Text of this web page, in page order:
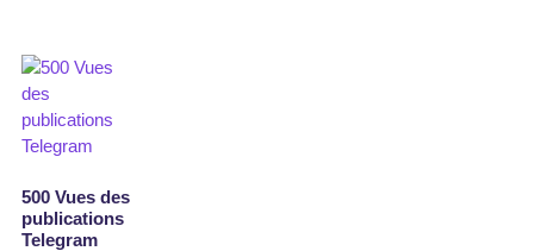
500 Vues des
publications
Telegram